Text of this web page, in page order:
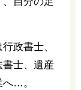
政書士、
士、遺産
…。